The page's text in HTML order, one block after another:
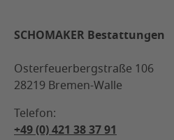
SCHOMAKER Bestattungen
Osterfeuerbergstraße 106
28219 Bremen-Walle
Telefon:
+49 (0) 421 38 37 91